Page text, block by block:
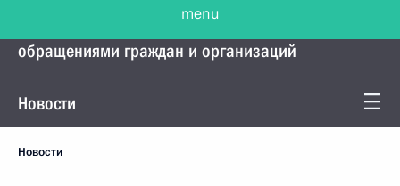
обращениями граждан и организаций
Новости
Новости